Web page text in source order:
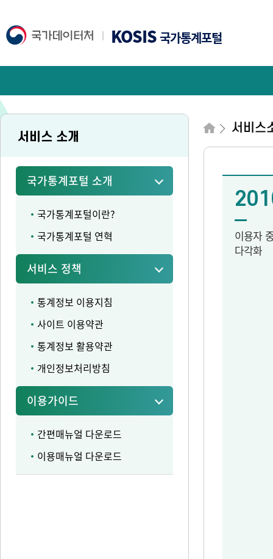
KOSIS국가통계포털
서비스 소개
국가통계포털 소개
국가통계포털이란?
국가통계포털 연혁
서비스 정책
통계정보 이용지침
사이트 이용약관
통계정보 활용약관
개인정보처리방침
이용가이드
간편매뉴얼 다운로드
이용매뉴얼 다운로드
서비스
이용자
다각화